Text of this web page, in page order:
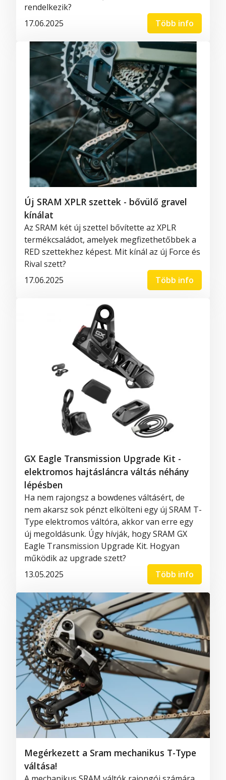
rendelkezik?
17.06.2025
Több info
Új SRAM XPLR szettek - bővülő gravel
kínálat
Az SRAM két új szettel bővítette az XPLR
termékcsaládot, amelyek megfizethetőbbek a
RED szettekhez képest. Mit kínál az új Force és
Rival szett?
17.06.2025
Több info
GX Eagle Transmission Upgrade Kit -
elektromos hajtásláncra váltás néhány
lépésben
Ha nem rajongsz a bowdenes váltásért, de
nem akarsz sok pénzt elkölteni egy új SRAM T-
Type elektromos váltóra, akkor van erre egy
új megoldásunk. Úgy hívják, hogy SRAM GX
Eagle Transmission Upgrade Kit. Hogyan
működik az upgrade szett?
13.05.2025
Több info
Megérkezett a Sram mechanikus T-Type
váltása!